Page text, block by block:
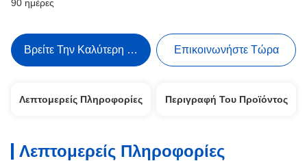
90 ημέρες
Βρείτε Την Καλύτερη Τιμή Επικοινωνήστε Τώρα
Λεπτομερείς Πληροφορίες Περιγραφή Του Προϊόντος
Λεπτομερείς Πληροφορίες